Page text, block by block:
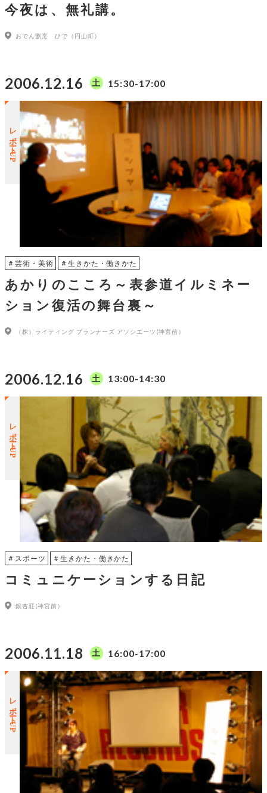
今夜は、無礼講。
おでん割烹 ひで（円山町）
2006.12.16 土 15:30-17:00
レポートUP
＃芸術・美術 ＃生きかた・働きかた
あかりのこころ～表参道イルミネー
ション復活の舞台裏～
（株）ライティング プランナーズ アソシエーツ(神宮前）
2006.12.16 土 13:00-14:30
レポートUP
＃スポーツ ＃生きかた・働きかた
コミュニケーションする日記
銀杏荘(神宮前）
2006.11.18 土 16:00-17:00
レポートUP